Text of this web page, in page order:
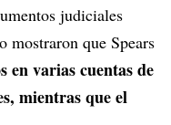
judiciales
mostraron que Spears
en varias cuentas de
mientras que el